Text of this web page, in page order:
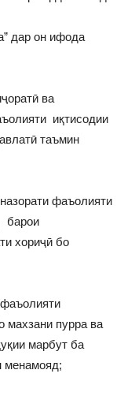
дар он ифода
ва
иқтисодии
таъмин
фаъолияти
барои
хориҷӣ бо
махзани пурра ва
марбут ба
менамояд;